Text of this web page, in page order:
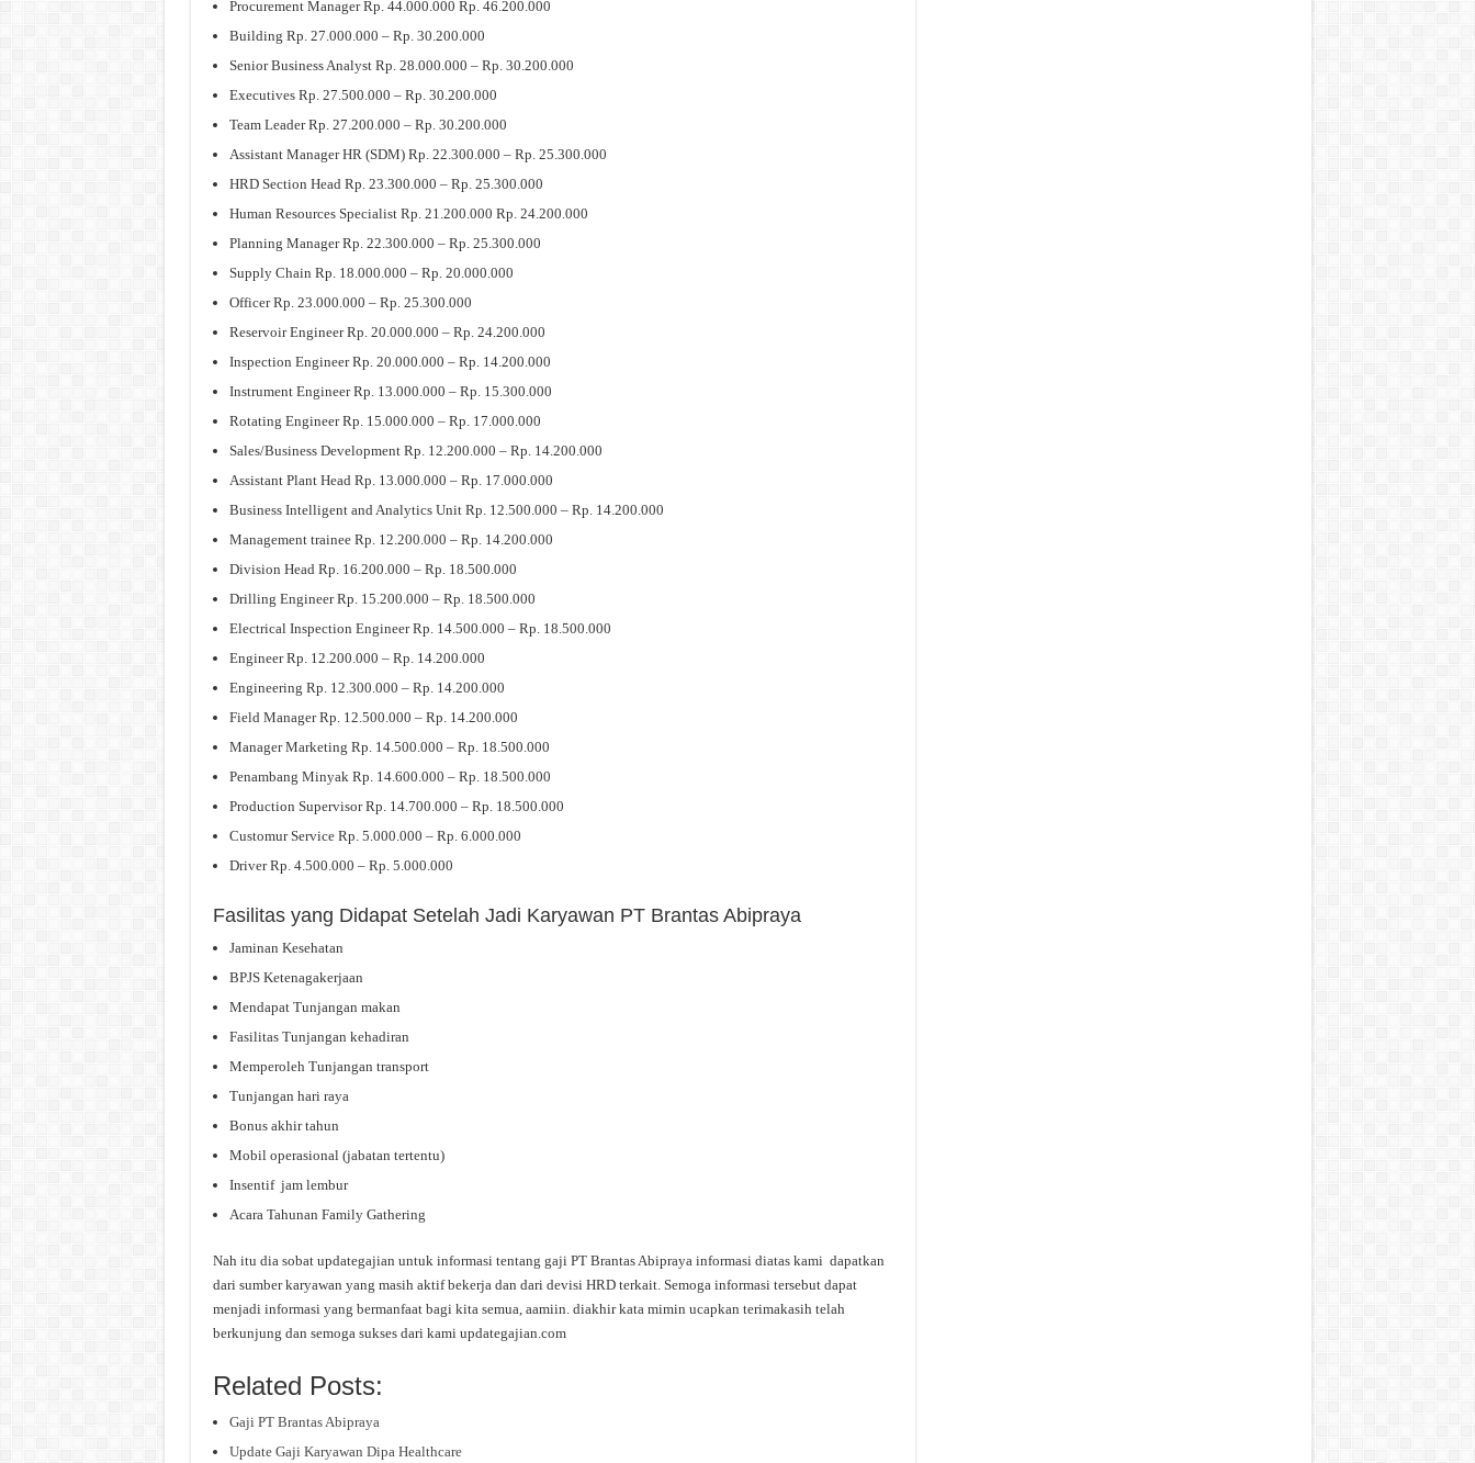
Procurement Manager Rp. 44.000.000 Rp. 46.200.000
Building Rp. 27.000.000 – Rp. 30.200.000
Senior Business Analyst Rp. 28.000.000 – Rp. 30.200.000
Executives Rp. 27.500.000 – Rp. 30.200.000
Team Leader Rp. 27.200.000 – Rp. 30.200.000
Assistant Manager HR (SDM) Rp. 22.300.000 – Rp. 25.300.000
HRD Section Head Rp. 23.300.000 – Rp. 25.300.000
Human Resources Specialist Rp. 21.200.000 Rp. 24.200.000
Planning Manager Rp. 22.300.000 – Rp. 25.300.000
Supply Chain Rp. 18.000.000 – Rp. 20.000.000
Officer Rp. 23.000.000 – Rp. 25.300.000
Reservoir Engineer Rp. 20.000.000 – Rp. 24.200.000
Inspection Engineer Rp. 20.000.000 – Rp. 14.200.000
Instrument Engineer Rp. 13.000.000 – Rp. 15.300.000
Rotating Engineer Rp. 15.000.000 – Rp. 17.000.000
Sales/Business Development Rp. 12.200.000 – Rp. 14.200.000
Assistant Plant Head Rp. 13.000.000 – Rp. 17.000.000
Business Intelligent and Analytics Unit Rp. 12.500.000 – Rp. 14.200.000
Management trainee Rp. 12.200.000 – Rp. 14.200.000
Division Head Rp. 16.200.000 – Rp. 18.500.000
Drilling Engineer Rp. 15.200.000 – Rp. 18.500.000
Electrical Inspection Engineer Rp. 14.500.000 – Rp. 18.500.000
Engineer Rp. 12.200.000 – Rp. 14.200.000
Engineering Rp. 12.300.000 – Rp. 14.200.000
Field Manager Rp. 12.500.000 – Rp. 14.200.000
Manager Marketing Rp. 14.500.000 – Rp. 18.500.000
Penambang Minyak Rp. 14.600.000 – Rp. 18.500.000
Production Supervisor Rp. 14.700.000 – Rp. 18.500.000
Customur Service Rp. 5.000.000 – Rp. 6.000.000
Driver Rp. 4.500.000 – Rp. 5.000.000
Fasilitas yang Didapat Setelah Jadi Karyawan PT Brantas Abipraya
Jaminan Kesehatan
BPJS Ketenagakerjaan
Mendapat Tunjangan makan
Fasilitas Tunjangan kehadiran
Memperoleh Tunjangan transport
Tunjangan hari raya
Bonus akhir tahun
Mobil operasional (jabatan tertentu)
Insentif jam lembur
Acara Tahunan Family Gathering
Nah itu dia sobat updategajian untuk informasi tentang gaji PT Brantas Abipraya informasi diatas kami dapatkan
dari sumber karyawan yang masih aktif bekerja dan dari devisi HRD terkait. Semoga informasi tersebut dapat
menjadi informasi yang bermanfaat bagi kita semua, aamiin. diakhir kata mimin ucapkan terimakasih telah
berkunjung dan semoga sukses dari kami updategajian.com
Related Posts:
Gaji PT Brantas Abipraya
Update Gaji Karyawan Dipa Healthcare